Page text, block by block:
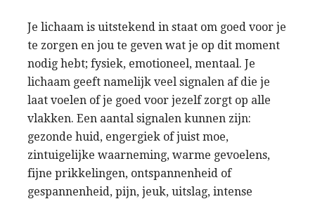
Je lichaam is uitstekend in staat om goed voor je
te zorgen en jou te geven wat je op dit moment
nodig hebt; fysiek, emotioneel, mentaal. Je
lichaam geeft namelijk veel signalen af die je
laat voelen of je goed voor jezelf zorgt op alle
vlakken. Een aantal signalen kunnen zijn:
gezonde huid, engergiek of juist moe,
zintuigelijke waarneming, warme gevoelens,
fijne prikkelingen, ontspannenheid of
gespannenheid, pijn, jeuk, uitslag, intense